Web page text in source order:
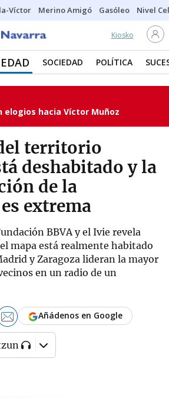
Víctor Merino Amigó Gasóleo Nivel
Kiosko
SOCIEDAD POLÍTICA
elogios hacia Víctor Muñoz
territorio
deshabitado y la
de la
extrema
BBVA y el Ivie revela
mapa está realmente habitado
y Zaragoza lideran la mayor
en un radio de un
Añádenos en Google